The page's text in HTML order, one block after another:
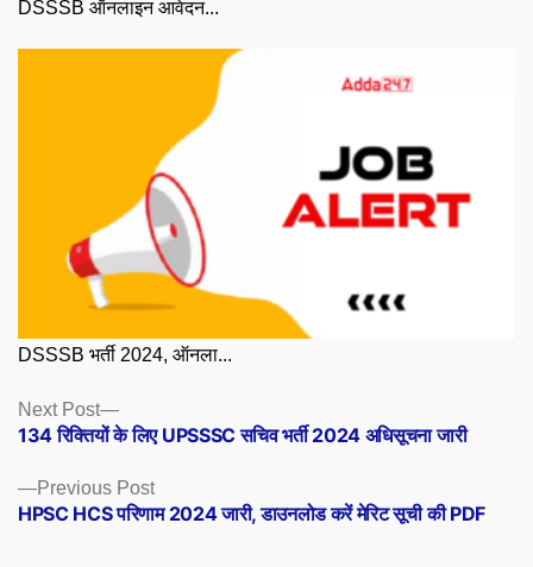
DSSSB ऑनलाइन आवेदन...
DSSSB भर्ती 2024, ऑनला...
Posts
navigation
Previous PostPrevious
post:
HPSC HCS परिणाम 2024 जारी, डाउनलोड करें मेरिट सूची की PDF
Next Post
Next
post:
134 रिक्तियों के लिए UPSSSC सचिव भर्ती 2024 अधिसूचना जारी